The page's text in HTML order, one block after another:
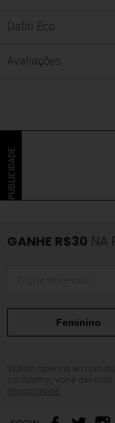
Dafiti Eco
Avaliações
PUBLICIDADE
GANHE R$30 NA
Feminino